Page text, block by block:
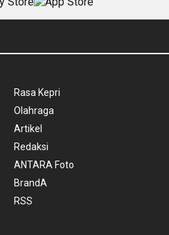
Rasa Kepri
Olahraga
Artikel
Redaksi
ANTARA Foto
BrandA
RSS